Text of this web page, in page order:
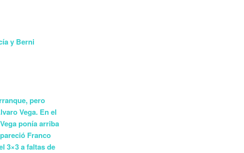
y Berni
pero
Vega. En el
ponía arriba
Franco
3×3 a faltas de